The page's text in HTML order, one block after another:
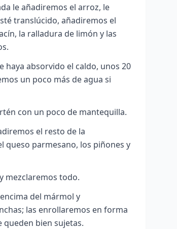
le añadiremos el arroz, le
translúcido, añadiremos el
la ralladura de limón y las
haya absorvido el caldo, unos 20
un poco más de agua si
con un poco de mantequilla.
el resto de la
queso parmesano, los piñones y
mezclaremos todo.
del mármol y
las enrollaremos en forma
queden bien sujetas.